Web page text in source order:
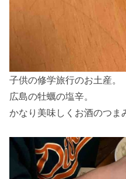
子供の修学旅行のお土産。
広島の牡蠣の塩辛。
かなり美味しくお酒のつま